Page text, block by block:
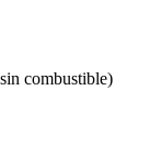
combustible)